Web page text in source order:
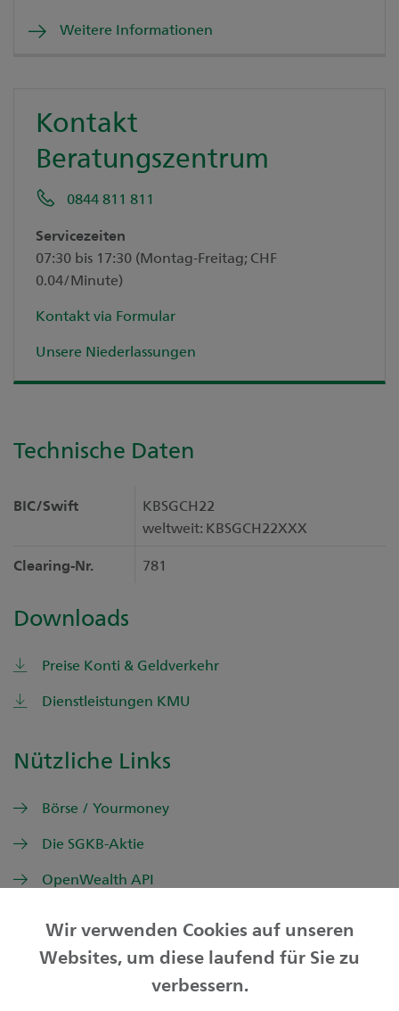
Weitere Informationen
Kontakt
Beratungszentrum
0844 811 811
Servicezeiten
07:30 bis 17:30 (Montag-Freitag; CHF
0.04/Minute)
Kontakt via Formular
Unsere Niederlassungen
Technische Daten
BIC/Swift
KBSGCH22
weltweit: KBSGCH22XXX
Clearing-Nr.
781
Downloads
Preise Konti & Geldverkehr
Dienstleistungen KMU
Nützliche Links
Börse / Yourmoney
Die SGKB-Aktie
OpenWealth API
Privatkunden
Wir verwenden Cookies auf unseren
Websites, um diese laufend für Sie zu
verbessern.